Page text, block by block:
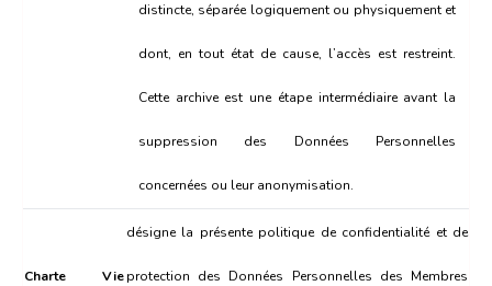
distincte, séparée logiquement ou physiquement et
dont, en tout état de cause, l’accès est restreint.
Cette archive est une étape intermédiaire avant la
suppression des Données Personnelles
concernées ou leur anonymisation.
Charte Vie
désigne la présente politique de confidentialité et de
protection des Données Personnelles des Membres